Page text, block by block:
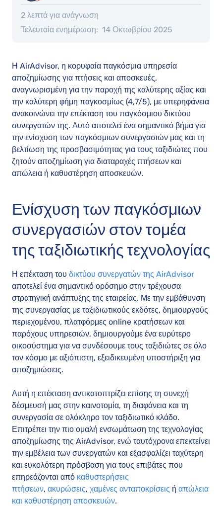
2 λεπτά για ανάγνωση
Τελευταία ενημέρωση: 14 Οκτωβρίου 2025
Η AirAdvisor, η κορυφαία παγκόσμια υπηρεσία
αποζημίωσης για πτήσεις και αποσκευές,
αναγνωρισμένη για την παροχή της καλύτερης αξίας και
την καλύτερη φήμη παγκοσμίως (4,7/5), με υπερηφάνεια
ανακοινώνει την επέκταση του παγκόσμιου δικτύου
συνεργατών της. Αυτό αποτελεί ένα σημαντικό βήμα για
την ενίσχυση των παγκόσμιων συνεργασιών μας και τη
βελτίωση της προσβασιμότητας για τους ταξιδιώτες που
ζητούν αποζημίωση για διαταραχές πτήσεων και
απώλεια ή καθυστέρηση αποσκευών.
Ενίσχυση των παγκόσμιων
συνεργασιών στον τομέα
της ταξιδιωτικής τεχνολογίας
Η επέκταση του δικτύου συνεργατών της AirAdvisor
αποτελεί ένα σημαντικό ορόσημο στην τρέχουσα
στρατηγική ανάπτυξης της εταιρείας. Με την εμβάθυνση
της συνεργασίας με ταξιδιωτικούς εκδότες, δημιουργούς
περιεχομένου, πλατφόρμες online κρατήσεων και
παρόχους υπηρεσιών, δημιουργούμε ένα ευρύτερο
οικοσύστημα για να συνδέσουμε τους ταξιδιώτες σε όλο
τον κόσμο με αξιόπιστη, εξειδικευμένη υποστήριξη για
αποζημιώσεις.
Αυτή η επέκταση αντικατοπτρίζει επίσης τη συνεχή
δέσμευσή μας στην καινοτομία, τη διαφάνεια και τη
συνεργασία σε ολόκληρο τον ταξιδιωτικό κλάδο.
Επιτρέπει την πιο ομαλή ενσωμάτωση της τεχνολογίας
αποζημίωσης της AirAdvisor, ενώ ταυτόχρονα επεκτείνει
την εμβέλεια των συνεργατών και εξασφαλίζει ταχύτερη
και ευκολότερη πρόσβαση για τους επιβάτες που
επηρεάζονται από καθυστερήσεις
πτήσεων, ακυρώσεις, χαμένες ανταποκρίσεις ή απώλεια
και καθυστέρηση αποσκευών.